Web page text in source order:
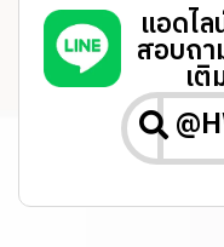
แอดไ
สอบถา
เติ